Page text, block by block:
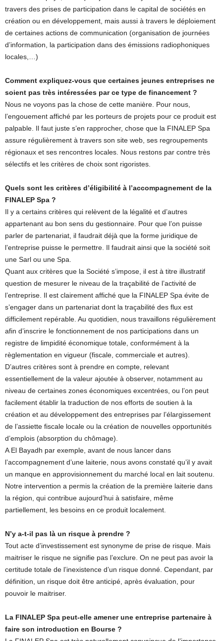
travers des prises de participation dans le capital de sociétés en
création ou en développement, mais aussi à travers le déploiement
de certaines actions de communication (organisation de journées
d’information, la participation dans des émissions radiophoniques
locales,…)
Comment expliquez-vous que certaines jeunes entreprises ne
soient pas très intéressées par ce type de financement ?
Nous ne voyons pas la chose de cette manière. Pour nous,
l’engouement affiché par les porteurs de projets pour ce produit est
palpable. Il faut juste s’en rapprocher, chose que la FINALEP Spa
assure régulièrement à travers son site web, ses regroupements
régionaux et ses rencontres locales. Nous restons par contre très
sélectifs et les critères de choix sont rigoristes.
Quels sont les critères d’éligibilité à l’accompagnement de la
FINALEP Spa ?
Il y a certains critères qui relèvent de la légalité et d’autres
appartenant au bon sens du gestionnaire. Pour que l’on puisse
parler de partenariat, il faudrait déjà que la forme juridique de
l’entreprise puisse le permettre. Il faudrait ainsi que la société soit
une Sarl ou une Spa.
Quant aux critères que la Société s’impose, il est à titre illustratif
question de mesurer le niveau de la traçabilité de l’activité de
l’entreprise. Il est clairement affiché que la FINALEP Spa évite de
s’engager dans un partenariat dont la traçabilité des flux est
difficilement repérable. Au quotidien, nous travaillons régulièrement
afin d’inscrire le fonctionnement de nos participations dans un
registre de limpidité économique totale, conformément à la
règlementation en vigueur (fiscale, commerciale et autres).
D’autres critères sont à prendre en compte, relevant
essentiellement de la valeur ajoutée à observer, notamment au
niveau de certaines zones économiques excentrées, ou l’on peut
facilement établir la traduction de nos efforts de soutien à la
création et au développement des entreprises par l’élargissement
de l’assiette fiscale locale ou la création de nouvelles opportunités
d’emplois (absorption du chômage).
A El Bayadh par exemple, avant de nous lancer dans
l’accompagnement d’une laiterie, nous avons constaté qu’il y avait
un manque en approvisionnement du marché local en lait soutenu.
Notre intervention a permis la création de la première laiterie dans
la région, qui contribue aujourd’hui à satisfaire, même
partiellement, les besoins en ce produit localement.
N’y a-t-il pas là un risque à prendre ?
Tout acte d’investissement est synonyme de prise de risque. Mais
maitriser le risque ne signifie pas l’exclure. On ne peut pas avoir la
certitude totale de l’inexistence d’un risque donné. Cependant, par
définition, un risque doit être anticipé, après évaluation, pour
pouvoir le maitriser.
La FINALEP Spa peut-elle amener une entreprise partenaire à
faire son introduction en Bourse ?